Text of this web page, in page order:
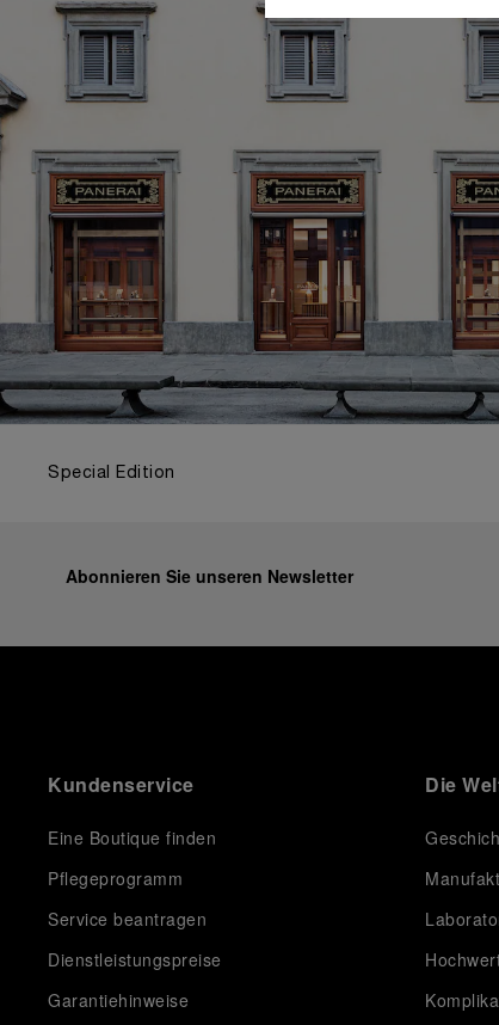
Special Edition
Abonnieren Sie unseren Newsletter
Kundenservice
Eine Boutique finden
Pflegeprogramm
Service beantragen
Dienstleistungspreise
Garantiehinweise
Die